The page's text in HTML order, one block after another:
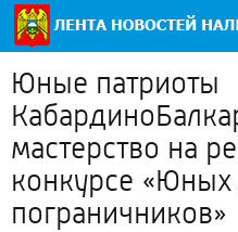
Юные патриоты
мастерство на
конкурсе «Юных
пограничников»